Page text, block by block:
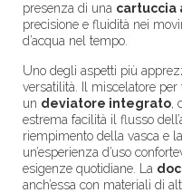
presenza di una cartuccia
precisione e fluidità nei
d’acqua nel tempo.
Uno degli aspetti più
versatilità. Il miscelatore per
un deviatore integrato,
estrema facilità il flusso
riempimento della vasca e
un’esperienza d’uso
esigenze quotidiane. La
anch’essa con materiali di